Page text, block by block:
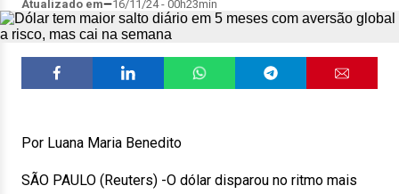
Atualizado em
16/11/24 - 00h23min
Por Luana Maria Benedito
SÃO PAULO (Reuters) -O dólar disparou no ritmo mais